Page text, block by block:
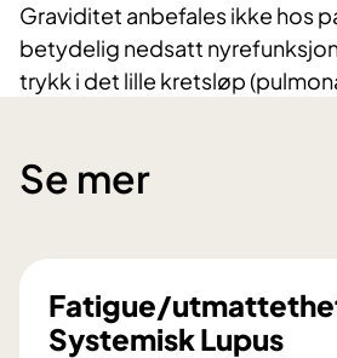
Graviditet anbefales ikke hos
betydelig nedsatt
trykk i det lille kretsløp
Se mer
Fatigue/
Systemisk Lupus